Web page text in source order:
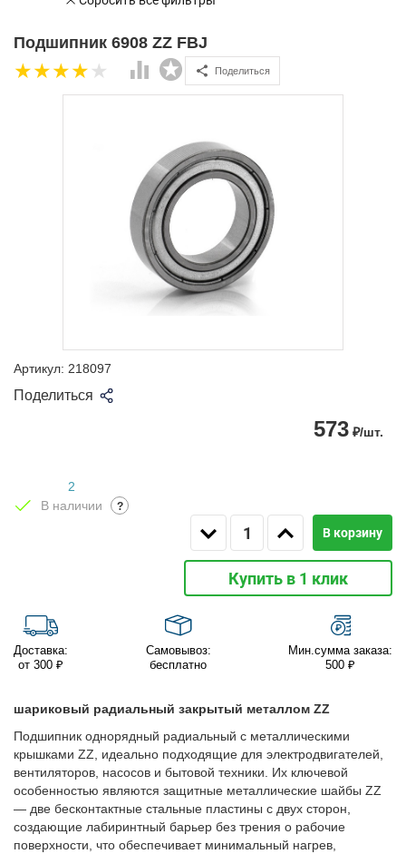
Подшипник 6908 ZZ FBJ
Поделиться
Артикул: 218097
Поделиться
573 ₽/шт.
2
В наличии
?
В корзину
Купить в 1 клик
Доставка:
от 300 ₽
Самовывоз:
бесплатно
Мин.сумма заказа:
500 ₽
шариковый радиальный закрытый металлом ZZ
Подшипник однорядный радиальный с металлическими
крышками ZZ, идеально подходящие для электродвигателей,
вентиляторов, насосов и бытовой техники. Их ключевой
особенностью являются защитные металлические шайбы ZZ
— две бесконтактные стальные пластины с двух сторон,
создающие лабиринтный барьер без трения о рабочие
поверхности, что обеспечивает минимальный нагрев,